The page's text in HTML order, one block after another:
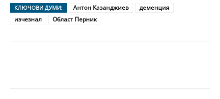
КЛЮЧОВИ ДУМИ: Антон Казанджиев
деменция
изчезнал
Област Перник